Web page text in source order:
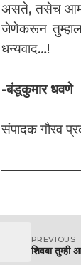
असते, तसेच
जेणेकरून
धन्यवाद…!
-बंडूकुमार धवणे
संपादक गौरव
PREVIOUS
शिवबा तुम्ही